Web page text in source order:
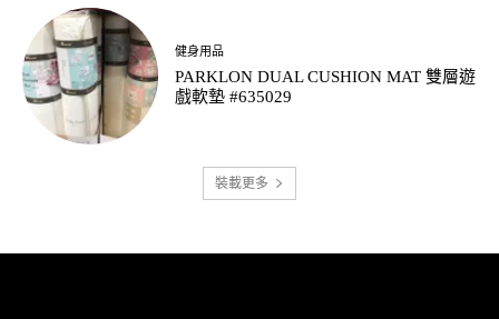
健身用品
PARKLON DUAL CUSHION MAT 雙層遊
戲軟墊 #635029
裝載更多